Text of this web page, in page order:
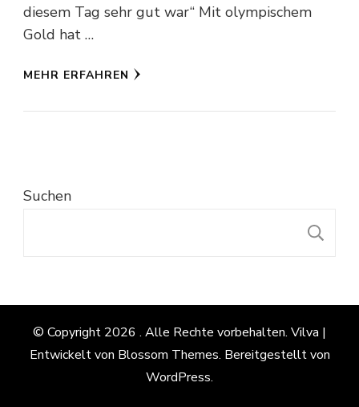
diesem Tag sehr gut war“ Mit olympischem
Gold hat …
MEHR ERFAHREN
Suchen
© Copyright 2026 . Alle Rechte vorbehalten. Vilva |
Entwickelt von Blossom Themes. Bereitgestellt von
WordPress.